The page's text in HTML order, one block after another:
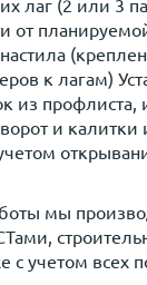
лаг (2 или 3
от
к лагам)
из профлиста,
и калитки
мы
с учетом всех